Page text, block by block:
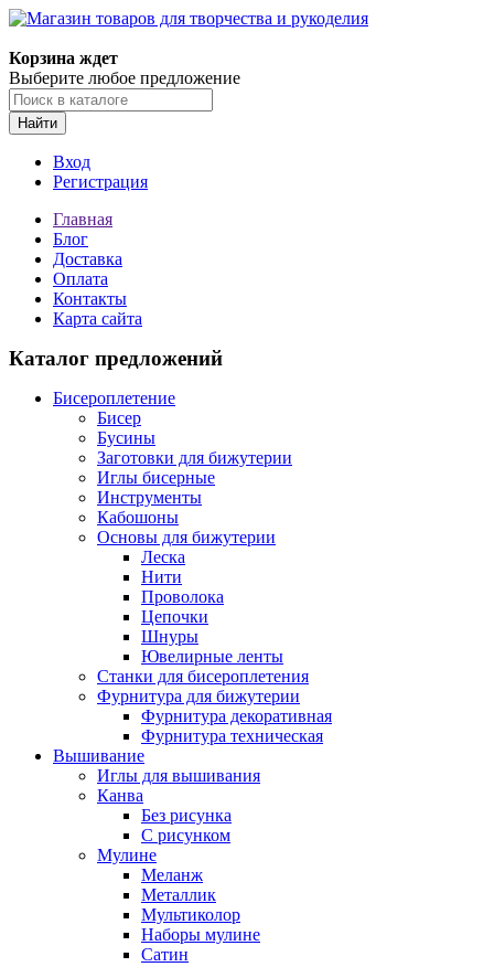
Корзина ждет
Выберите любое предложение
Найти
Вход
Регистрация
Главная
Блог
Доставка
Оплата
Контакты
Карта сайта
Каталог предложений
Бисероплетение
Бисер
Бусины
Заготовки для бижутерии
Иглы бисерные
Инструменты
Кабошоны
Основы для бижутерии
Леска
Нити
Проволока
Цепочки
Шнуры
Ювелирные ленты
Станки для бисероплетения
Фурнитура для бижутерии
Фурнитура декоративная
Фурнитура техническая
Вышивание
Иглы для вышивания
Канва
Без рисунка
С рисунком
Мулине
Меланж
Металлик
Мультиколор
Наборы мулине
Сатин